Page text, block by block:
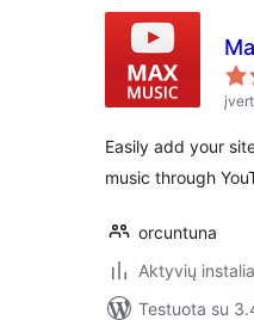
Easily add your
music through
orcuntuna
Aktyvių
Testuota su